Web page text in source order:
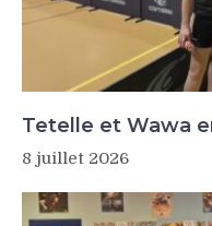
Tetelle et Wawa
8 juillet 2026